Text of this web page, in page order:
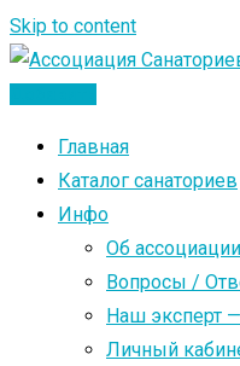
Skip to content
Главная
Каталог санаториев
Инфо
Об
Вопросы /
Наш эксперт
Личный